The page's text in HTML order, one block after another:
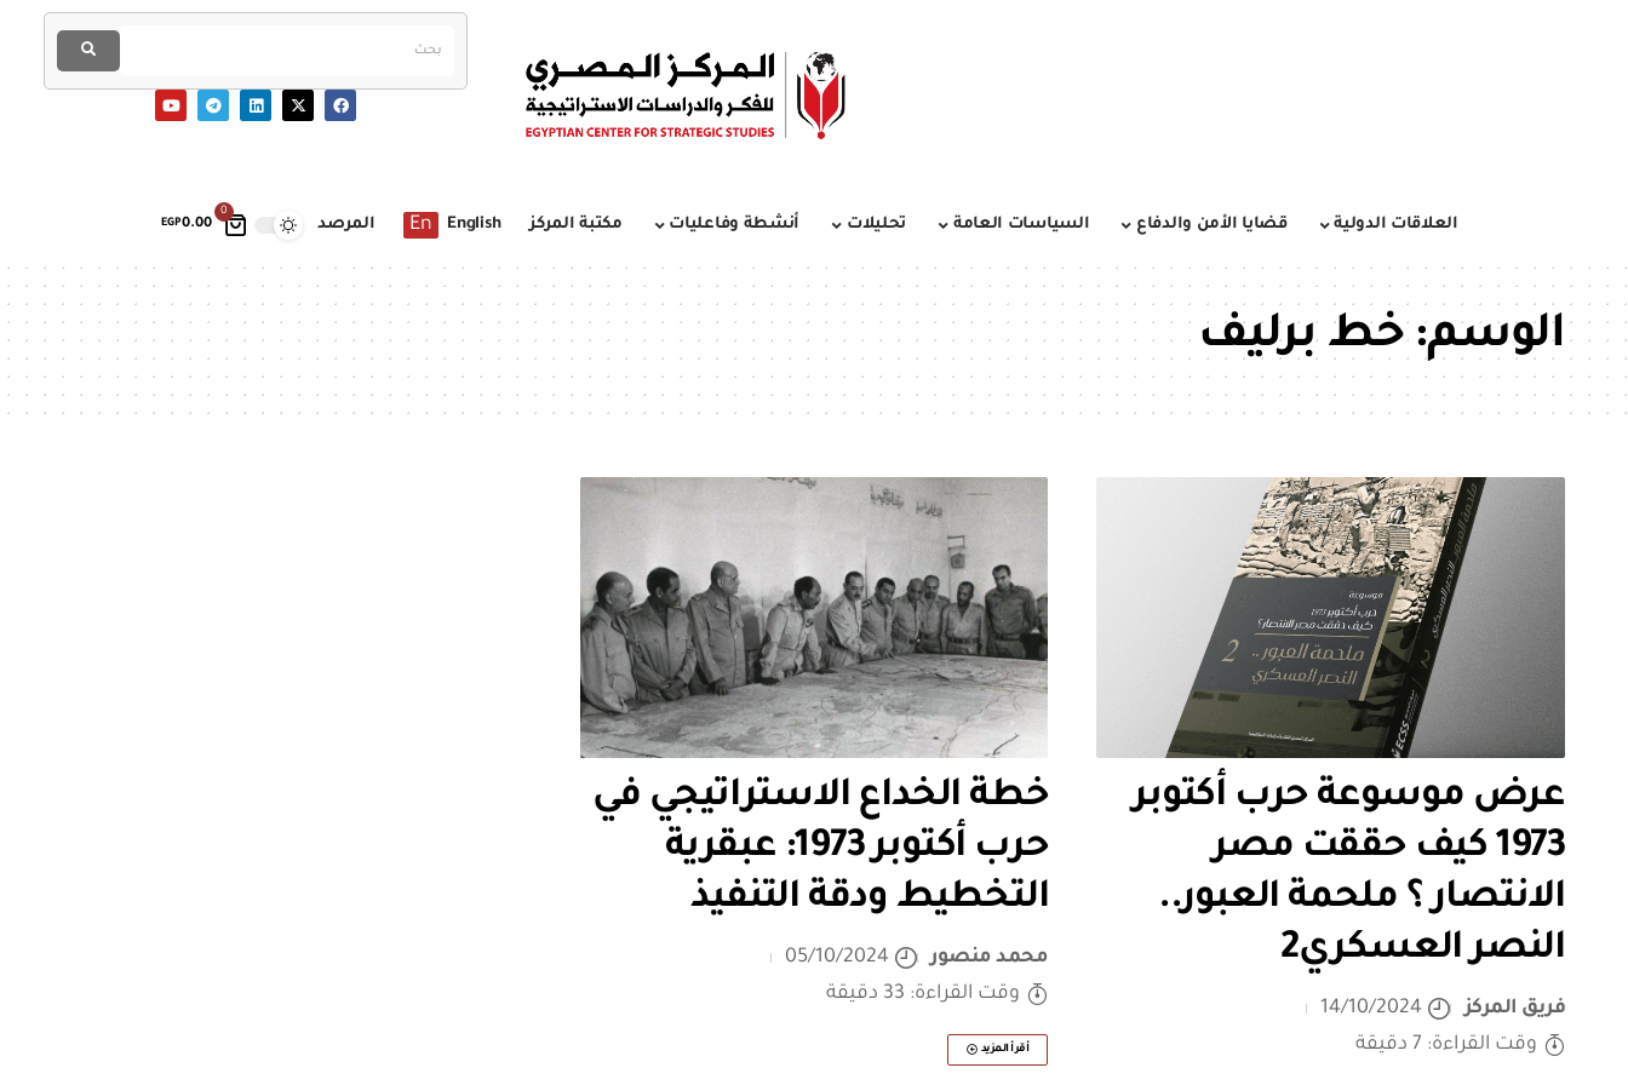
0
EGP0.00 العلاقات الدولية قضايا الأمن والدفاع السياسات العامة تحليلات أنشطة وفاعليات مكتبة المركز English
En المرصد
الوسم:خط برليف
عرض موسوعة حرب أكتوبر
1973 كيف حققت مصر
الانتصار ؟ ملحمة العبور..
النصر العسكري2
فريق المركز
14/10/2024
وقت القراءة: 7 دقيقة
خطة الخداع الاستراتيجي في
حرب أكتوبر 1973: عبقرية
التخطيط ودقة التنفيذ
محمد منصور
05/10/2024
وقت القراءة: 33 دقيقة
أقرأ المزيد